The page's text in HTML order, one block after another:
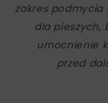
zakres podmycia
dla pieszych,
umocnienie
przed